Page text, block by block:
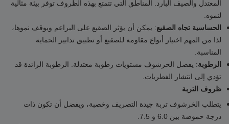
المعتدل والصيف البارد. المناطق التي تتمتع بهذه الظروف توفر بيئة مثالية
لنموه.
الحساسية تجاه الصقيع: يمكن أن يؤثر الصقيع على البراعم ويوقف نموها،
لذا من المهم اختيار أنواع مقاومة للصقيع أو تطبيق تدابير الحماية
المناسبة.
الرطوبة: يفضل الخرشوف مستويات رطوبة معتدلة. الرطوبة الزائدة قد
تؤدي إلى انتشار الفطريات.
ظروف التربة
يتطلب الخرشوف تربة جيدة التصريف وخصبة، ويفضل أن تكون ذات
درجة حموضة بين 6.0 و 7.5.